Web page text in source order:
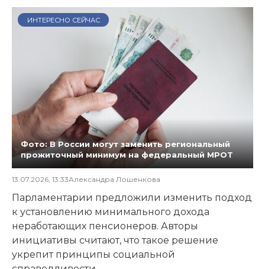
ИНТЕРЕСНО СЕЙЧАС
Фото: В России могут заменить региональный
прожиточный минимум на федеральный МРОТ
13.07.2026, 13:33Александра Лошенкова
Парламентарии предложили изменить подход
к установлению минимального дохода
неработающих пенсионеров. Авторы
инициативы считают, что такое решение
укрепит принципы социальной